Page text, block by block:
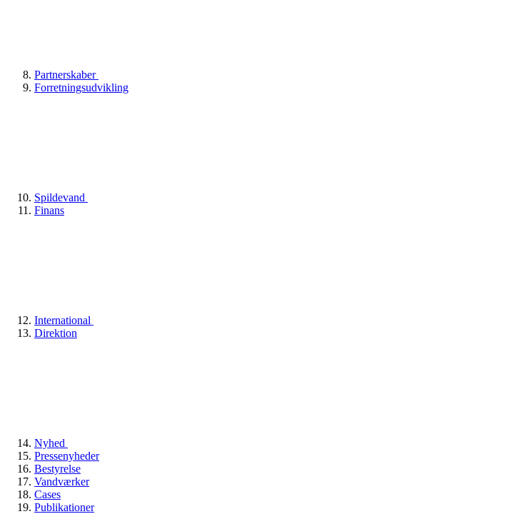
Partnerskaber
Forretningsudvikling
Spildevand
Finans
International
Direktion
Nyhed
Pressenyheder
Bestyrelse
Vandværker
Cases
Publikationer